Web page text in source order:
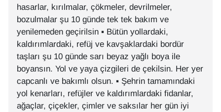
hasarlar, kırılmalar, çökmeler, devrilmeler,
bozulmalar şu 10 günde tek tek bakım ve
yenilemeden geçirilsin ▪︎ Bütün yollardaki,
kaldırımlardaki, refüj ve kavşaklardaki bordür
taşları şu 10 günde sarı beyaz yağlı boya ile
boyansın. Yol ve yaya çizgileri de çekilsin. Her yer
capcanlı ve bakımlı olsun. ▪︎ Şehrin tamamındaki
yol kenarları, refüjler ve kaldırımlardaki fidanlar,
ağaçlar, çiçekler, çimler ve saksılar her gün iyi